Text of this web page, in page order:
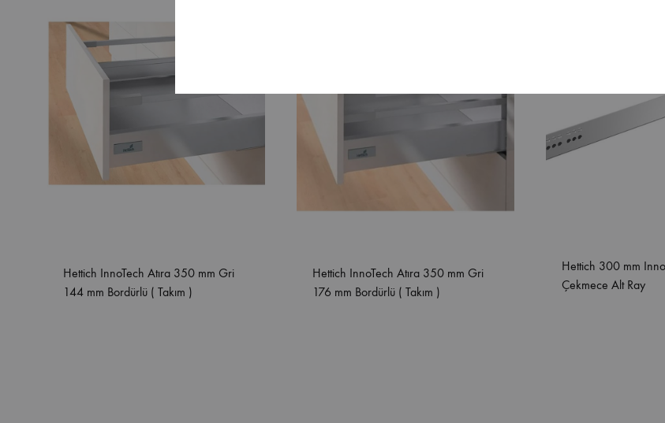
Hettich InnoTech Atıra 350 mm Gri
144 mm Bordürlü ( Takım )
Hettich InnoTech Atıra 350 mm Gri
176 mm Bordürlü ( Takım )
Hettich 300 mm
Çekmece Alt Ray